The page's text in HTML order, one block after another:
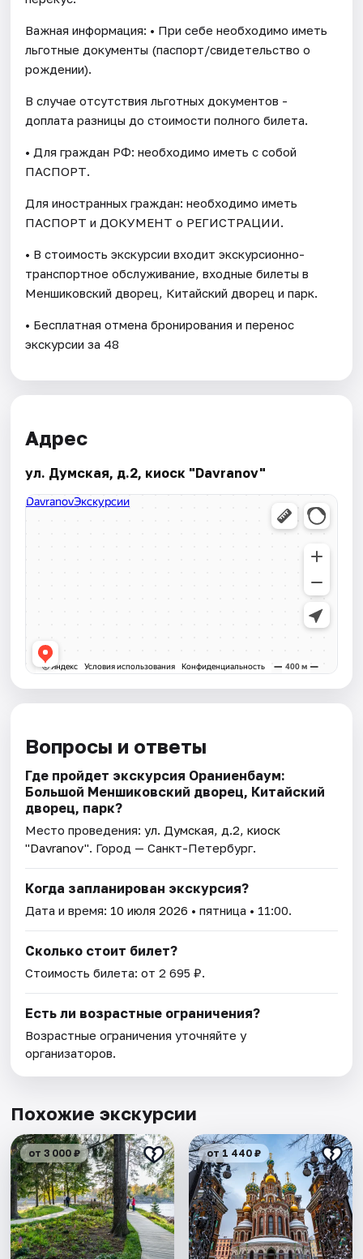
Важная информация: • При себе необходимо иметь
льготные документы (паспорт/свидетельство о
рождении).
В случае отсутствия льготных документов -
доплата разницы до стоимости полного билета.
• Для граждан РФ: необходимо иметь с собой
ПАСПОРТ.
Для иностранных граждан: необходимо иметь
ПАСПОРТ и ДОКУМЕНТ о РЕГИСТРАЦИИ.
• В стоимость экскурсии входит экскурсионно-
транспортное обслуживание, входные билеты в
Меншиковский дворец, Китайский дворец и парк.
• Бесплатная отмена бронирования и перенос
экскурсии за 48
Адрес
ул. Думская, д.2, киоск "Davranov"
Вопросы и ответы
Где пройдет экскурсия Ораниенбаум:
Большой Меншиковский дворец, Китайский
дворец, парк?
Место проведения:ул. Думская, д.2, киоск
"Davranov". Город — Санкт-Петербург.
Когда запланирован экскурсия?
Дата и время: 10 июля 2026 • пятница • 11:00.
Сколько стоит билет?
Стоимость билета: от 2 695 ₽.
Есть ли возрастные ограничения?
Возрастные ограничения уточняйте у
организаторов.
Похожие экскурсии
от 3 000 ₽ от 1 440 ₽